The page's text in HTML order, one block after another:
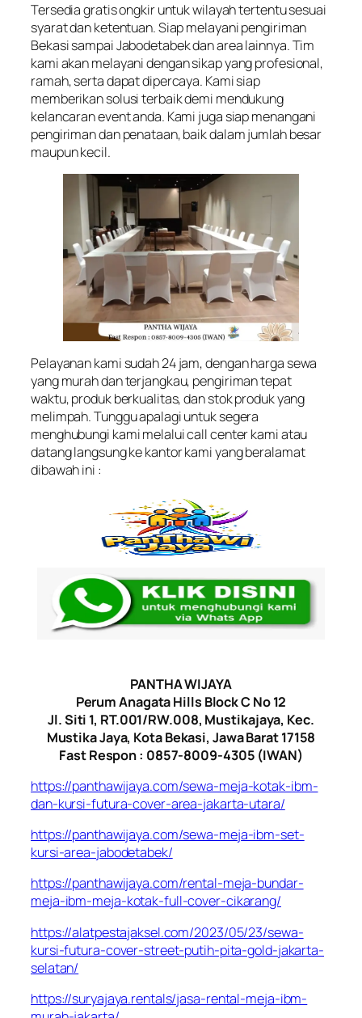
Tersedia gratis ongkir untuk wilayah tertentu sesuai
syarat dan ketentuan. Siap melayani pengiriman
Bekasi sampai Jabodetabek dan area lainnya. Tim
kami akan melayani dengan sikap yang profesional,
ramah, serta dapat dipercaya. Kami siap
memberikan solusi terbaik demi mendukung
kelancaran event anda. Kami juga siap menangani
pengiriman dan penataan, baik dalam jumlah besar
maupun kecil.
Pelayanan kami sudah 24 jam, dengan harga sewa
yang murah dan terjangkau, pengiriman tepat
waktu, produk berkualitas, dan stok produk yang
melimpah. Tunggu apalagi untuk segera
menghubungi kami melalui call center kami atau
datang langsung ke kantor kami yang beralamat
dibawah ini :
PANTHA WIJAYA
Perum Anagata Hills Block C No 12
Jl. Siti 1, RT.001/RW.008, Mustikajaya, Kec.
Mustika Jaya, Kota Bekasi, Jawa Barat 17158
Fast Respon : 0857-8009-4305 (IWAN)
https://panthawijaya.com/sewa-meja-kotak-ibm-
dan-kursi-futura-cover-area-jakarta-utara/
https://panthawijaya.com/sewa-meja-ibm-set-
kursi-area-jabodetabek/
https://panthawijaya.com/rental-meja-bundar-
meja-ibm-meja-kotak-full-cover-cikarang/
https://alatpestajaksel.com/2023/05/23/sewa-
kursi-futura-cover-street-putih-pita-gold-jakarta-
selatan/
https://suryajaya.rentals/jasa-rental-meja-ibm-